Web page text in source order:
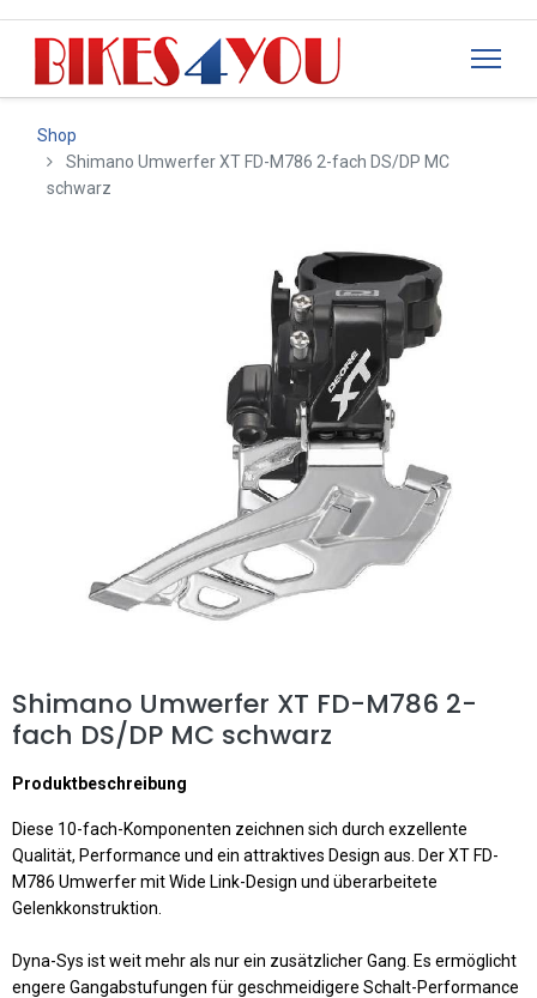
Shop
Shimano Umwerfer XT FD-M786 2-fach DS/DP MC
schwarz
Shimano Umwerfer XT FD-M786 2-
fach DS/DP MC schwarz
Produktbeschreibung
Diese 10-fach-Komponenten zeichnen sich durch exzellente
Qualität, Performance und ein attraktives Design aus. Der XT FD-
M786 Umwerfer mit Wide Link-Design und überarbeitete
Gelenkkonstruktion.
Dyna-Sys ist weit mehr als nur ein zusätzlicher Gang. Es ermöglicht
engere Gangabstufungen für geschmeidigere Schalt-Performance